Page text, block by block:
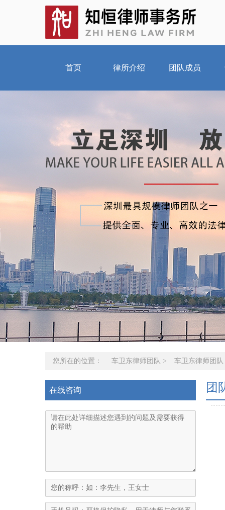
首页 律所介绍 团队成员
您所在的位置： 车卫东律师团队 > 车卫东律师团队
在线咨询 团